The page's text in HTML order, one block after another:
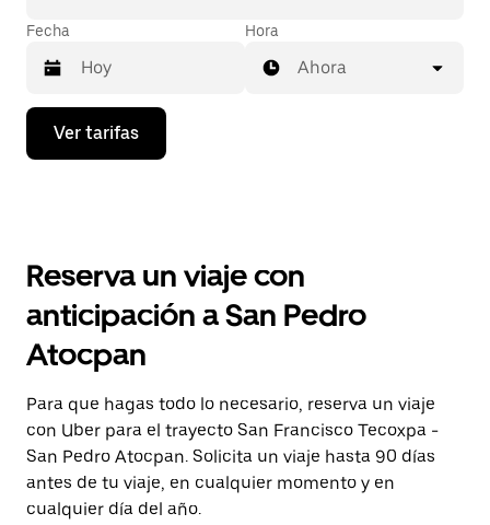
Fecha
Presiona
flecha
el
y
selecciona
una
Presiona
la
tecla Esc
para
cerrar
el
calendario.
Hora
Ahora
Ver tarifas
Reserva un viaje con
anticipación a San Pedro
Atocpan
Para que hagas todo lo necesario, reserva un viaje
con Uber para el trayecto San Francisco Tecoxpa -
San Pedro Atocpan. Solicita un viaje hasta 90 días
antes de tu viaje, en cualquier momento y en
cualquier día del año.